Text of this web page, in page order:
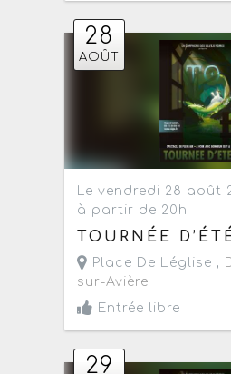
28
AOÛT
Le vendredi 28 août
à partir de 20h
TOURNÉE
Place De L'église ,
sur-Avière
Entrée libre
29